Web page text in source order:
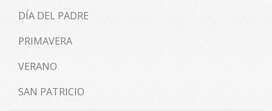
DÍA DEL PADRE
PRIMAVERA
VERANO
SAN PATRICIO